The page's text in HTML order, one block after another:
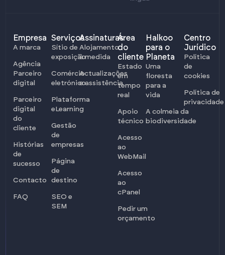
Empresa
A marca
Agência
Parceiro
digital
Parceiro
digital
do
cliente
Histórias
de
sucesso
Contacto
FAQ
Serviços
Sítio de
exposição
Comércio
eletrónico
Plataforma
eLearning
Gestão
de
empresas
Página
de
destino
SEO e
SEM
Assinaturas
Alojamento
à medida
Actualizações
e assistência
Área
do
cliente
Estado
em
tempo
real
Apoio
técnico
Acesso
ao
WebMail
Acesso
ao
cPanel
Pedir um
orçamento
Halkoo
para o
Planeta
Uma
floresta
para a
vida
A colmeia da
biodiversidade
Centro
Jurídico
Política
de
cookies
Política de
privacidade